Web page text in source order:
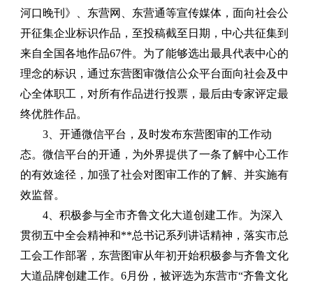
河口晚刊》、东营网、东营通等宣传媒体，面向社会公
开征集企业标识作品，至投稿截至日期，中心共征集到
来自全国各地作品67件。为了能够选出最具代表中心的
理念的标识，通过东营图审微信公众平台面向社会及中
心全体职工，对所有作品进行投票，最后由专家评定最
终优胜作品。
3、开通微信平台，及时发布东营图审的工作动
态。 微信平台的开通，为外界提供了一条了解中心工作
的有效途径，加强了社会对图审工作的了解、并实施有
效监督。
4、积极参与全市齐鲁文化大道创建工作。 为深入
贯彻五中全会精神和**总书记系列讲话精神，落实市总
工会工作部署，东营图审从年初开始积极参与齐鲁文化
大道品牌创建工作。 6月份，被评选为东营市“齐鲁文化